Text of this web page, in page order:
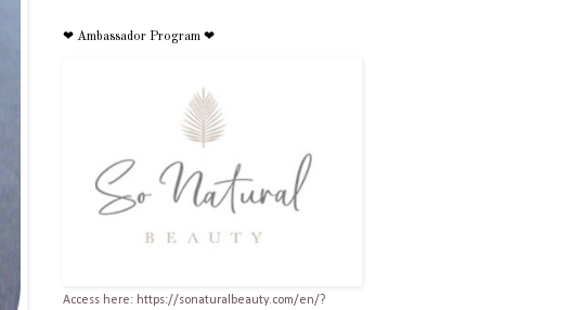
❤ Ambassador Program ❤
Access here: https://sonaturalbeauty.com/en/?